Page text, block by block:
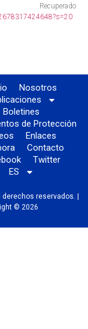
Nosotros
Boletines
de Protección
Enlaces
Contacto
Twitter
ES
reservados. |
© 2026